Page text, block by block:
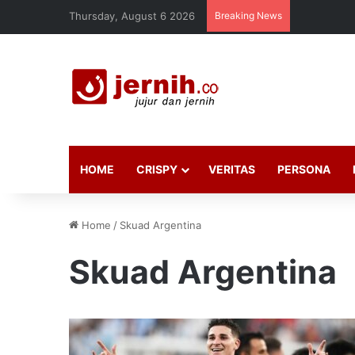
Thursday, August 6 2026 Breaking News
HOME CRISPY VERITAS PERSONA
Home / Skuad Argentina
Skuad Argentina